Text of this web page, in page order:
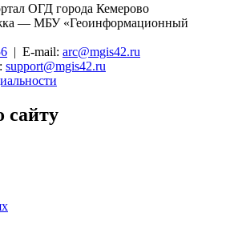
ОГД города Кемерово
— МБУ «Геоинформационный
| E-mail: arc@mgis42.ru
support@mgis42.ru
сайту